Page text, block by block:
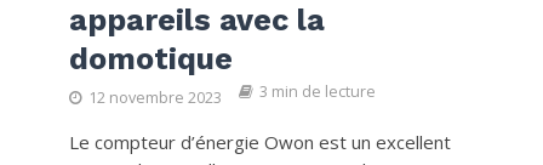
appareils avec la
domotique
12 novembre 2023 3 min de lecture
Le compteur d’énergie Owon est un excellent